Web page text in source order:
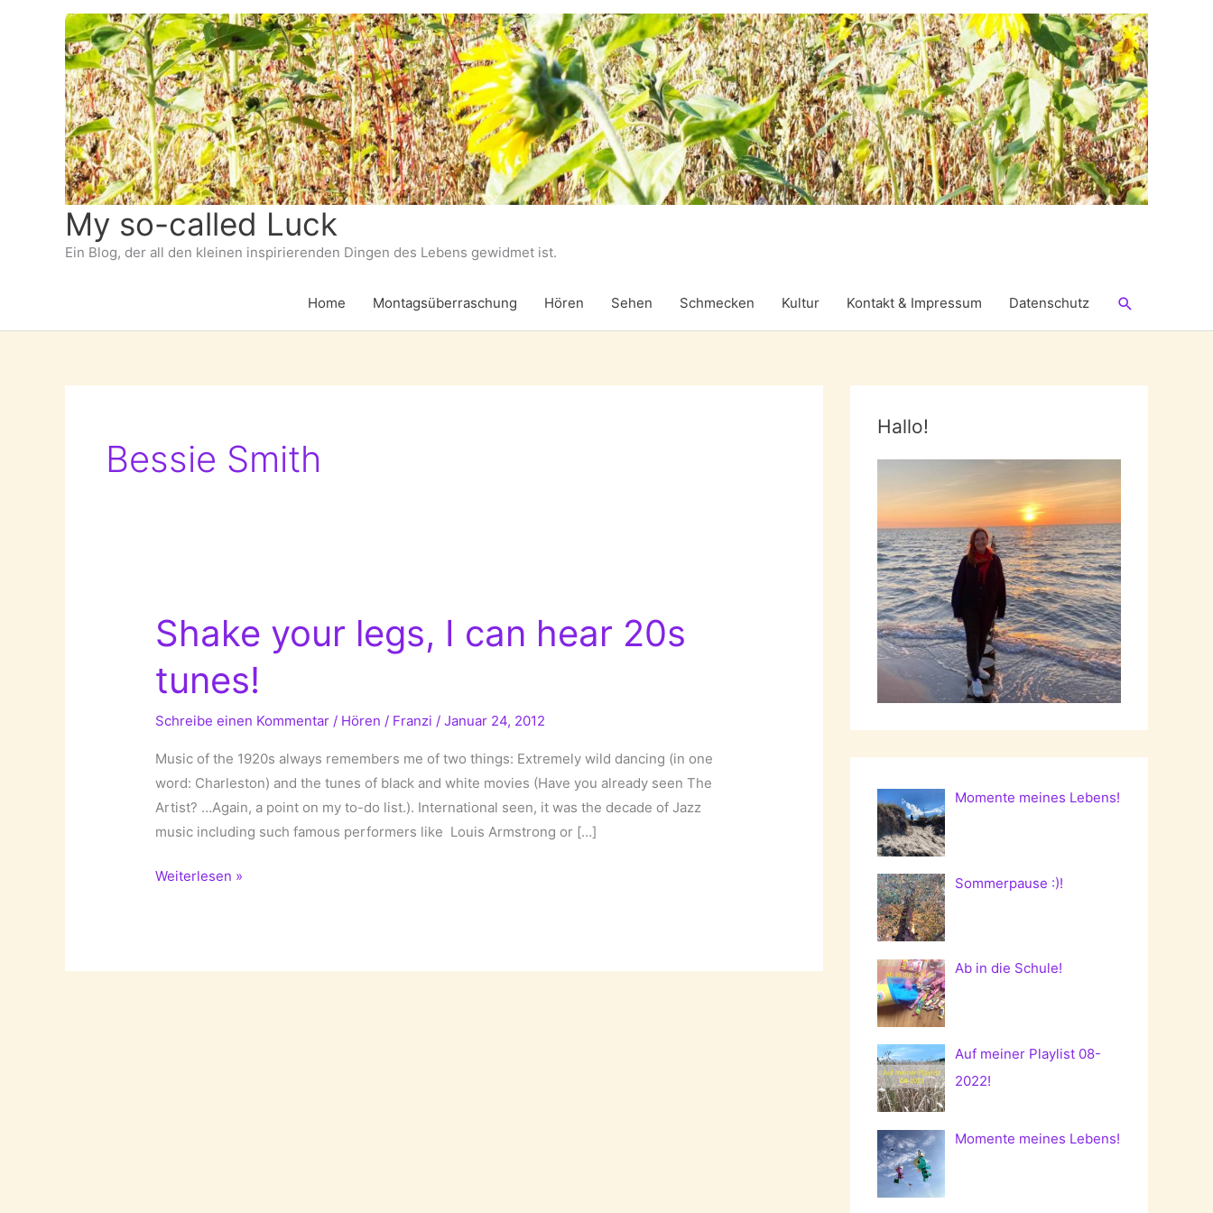
My so-called Luck
Ein Blog, der all den kleinen inspirierenden Dingen des Lebens gewidmet ist.
Home Montagsüberraschung Hören Sehen Schmecken Kultur Kontakt & Impressum Datenschutz Suchen
Bessie Smith
Shake your legs, I can hear 20s
tunes!
Schreibe einen Kommentar / Hören / Franzi /Januar 24, 2012
Music of the 1920s always remembers me of two things: Extremely wild dancing (in one
word: Charleston) and the tunes of black and white movies (Have you already seen The
Artist? …Again, a point on my to-do list.). International seen, it was the decade of Jazz
music including such famous performers like Louis Armstrong or […]
Shake
can
Weiterlesen »
Hallo!
Momente meines Lebens!
Sommerpause :)!
Ab in die Schule!
Auf meiner Playlist 08-
2022!
Momente meines Lebens!